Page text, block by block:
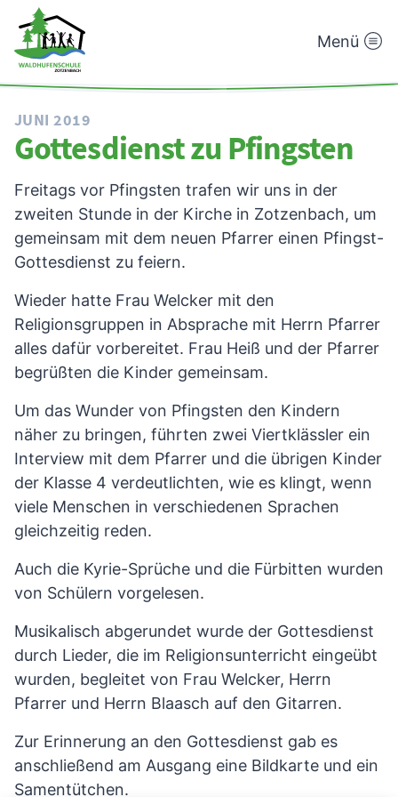
Waldhufenschule
Menü
JUNI 2019
Gottesdienst zu Pfingsten
Freitags vor Pfingsten trafen wir uns in der
zweiten Stunde in der Kirche in Zotzenbach, um
gemeinsam mit dem neuen Pfarrer einen Pfingst-
Gottesdienst zu feiern.
Wieder hatte Frau Welcker mit den
Religionsgruppen in Absprache mit Herrn Pfarrer
alles dafür vorbereitet. Frau Heiß und der Pfarrer
begrüßten die Kinder gemeinsam.
Um das Wunder von Pfingsten den Kindern
näher zu bringen, führten zwei Viertklässler ein
Interview mit dem Pfarrer und die übrigen Kinder
der Klasse 4 verdeutlichten, wie es klingt, wenn
viele Menschen in verschiedenen Sprachen
gleichzeitig reden.
Auch die Kyrie-Sprüche und die Fürbitten wurden
von Schülern vorgelesen.
Musikalisch abgerundet wurde der Gottesdienst
durch Lieder, die im Religionsunterricht eingeübt
wurden, begleitet von Frau Welcker, Herrn
Pfarrer und Herrn Blaasch auf den Gitarren.
Zur Erinnerung an den Gottesdienst gab es
anschließend am Ausgang eine Bildkarte und ein
Samentütchen.